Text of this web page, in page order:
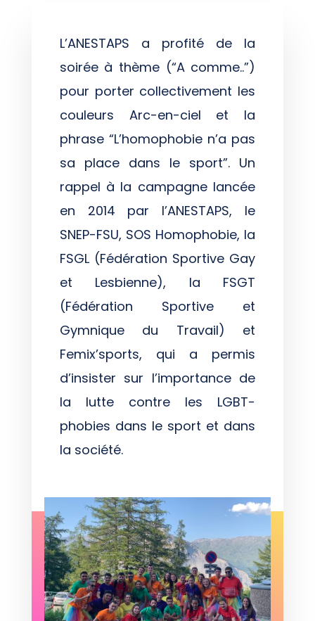
L’ANESTAPS a profité de la
soirée à thème (“A comme..”)
pour porter collectivement les
couleurs Arc-en-ciel et la
phrase “L’homophobie n’a pas
sa place dans le sport”. Un
rappel à la campagne lancée
en 2014 par l’ANESTAPS, le
SNEP-FSU, SOS Homophobie, la
FSGL (Fédération Sportive Gay
et Lesbienne), la FSGT
(Fédération Sportive et
Gymnique du Travail) et
Femix’sports, qui a permis
d’insister sur l’importance de
la lutte contre les LGBT-
phobies dans le sport et dans
la société.